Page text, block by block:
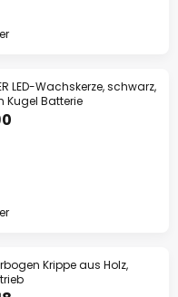
LED-Wachskerze, schwarz,
Kugel Batterie
Krippe aus Holz,